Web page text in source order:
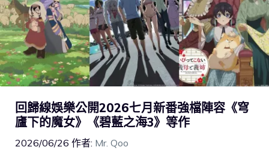
回歸線娛樂公開2026七月新番強檔陣容《穹
廬下的魔女》《碧藍之海3》等作
2026/06/26 作者: Mr. Qoo